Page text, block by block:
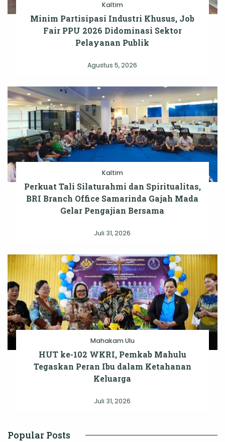
Kaltim
Minim Partisipasi Industri Khusus, Job
Fair PPU 2026 Didominasi Sektor
Pelayanan Publik
Agustus 5, 2026
Kaltim
Perkuat Tali Silaturahmi dan Spiritualitas,
BRI Branch Office Samarinda Gajah Mada
Gelar Pengajian Bersama
Juli 31, 2026
Mahakam Ulu
HUT ke-102 WKRI, Pemkab Mahulu
Tegaskan Peran Ibu dalam Ketahanan
Keluarga
Juli 31, 2026
Popular Posts